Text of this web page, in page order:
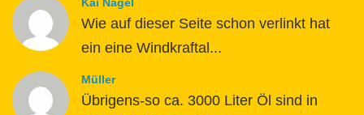
Wie auf dieser Seite schon verlinkt hat
ein eine Windkraftal...
Müller
Übrigens-so ca. 3000 Liter Öl sind in